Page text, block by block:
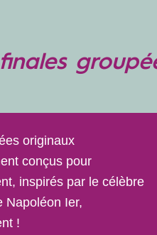
originaux
conçus pour
inspirés par le célèbre
Napoléon Ier,
!